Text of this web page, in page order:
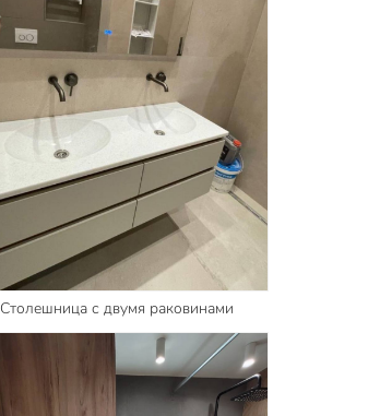
Столешница с двумя раковинами